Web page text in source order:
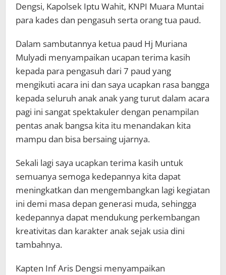
Dengsi, Kapolsek Iptu Wahit, KNPI Muara Muntai
para kades dan pengasuh serta orang tua paud.
Dalam sambutannya ketua paud Hj Muriana
Mulyadi menyampaikan ucapan terima kasih
kepada para pengasuh dari 7 paud yang
mengikuti acara ini dan saya ucapkan rasa bangga
kepada seluruh anak anak yang turut dalam acara
pagi ini sangat spektakuler dengan penampilan
pentas anak bangsa kita itu menandakan kita
mampu dan bisa bersaing ujarnya.
Sekali lagi saya ucapkan terima kasih untuk
semuanya semoga kedepannya kita dapat
meningkatkan dan mengembangkan lagi kegiatan
ini demi masa depan generasi muda, sehingga
kedepannya dapat mendukung perkembangan
kreativitas dan karakter anak sejak usia dini
tambahnya.
Kapten Inf Aris Dengsi menyampaikan